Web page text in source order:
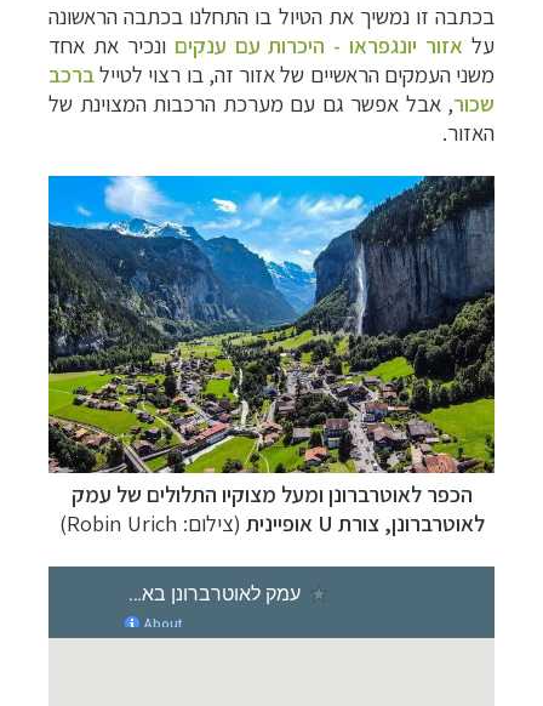
בכתבה זו נמשיך את הטיול בו התחלנו בכתבה הראשונה
על אזור יונגפראו - היכרות עם ענקים ונכיר את אחד
משני העמקים הראשיים של אזור זה, בו רצוי לטיילברכב
שכור, אבל אפשר גם עם מערכת הרכבות המצוינת של
האזור.
הכפר לאוטרברונן ומעל מצוקיו התלולים של עמק
לאוטרברונן, צורת U אופיינית
(צילום: Robin Urich
)